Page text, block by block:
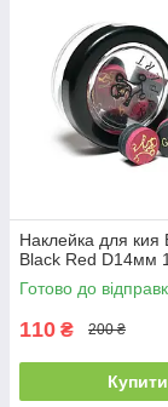
Наклейка для кия
Black Red D14мм
Готово до
110 ₴ 200 ₴
Купити